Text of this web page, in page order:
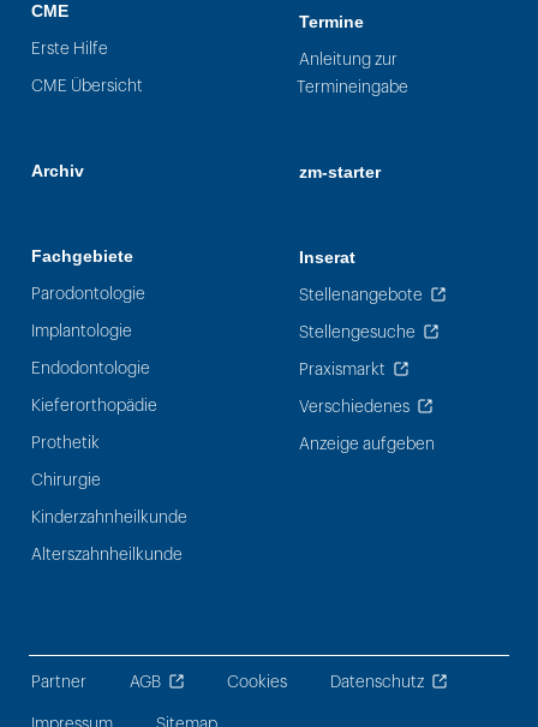
CME
Erste Hilfe
CME Übersicht
Archiv
Fachgebiete
Parodontologie
Implantologie
Endodontologie
Kieferorthopädie
Prothetik
Chirurgie
Kinderzahnheilkunde
Alterszahnheilkunde
Termine
Anleitung zur
Termineingabe
zm-starter
Inserat
Stellenangebote
Stellengesuche
Praxismarkt
Verschiedenes
Anzeige aufgeben
Partner AGB Cookies Datenschutz
Impressum Sitemap